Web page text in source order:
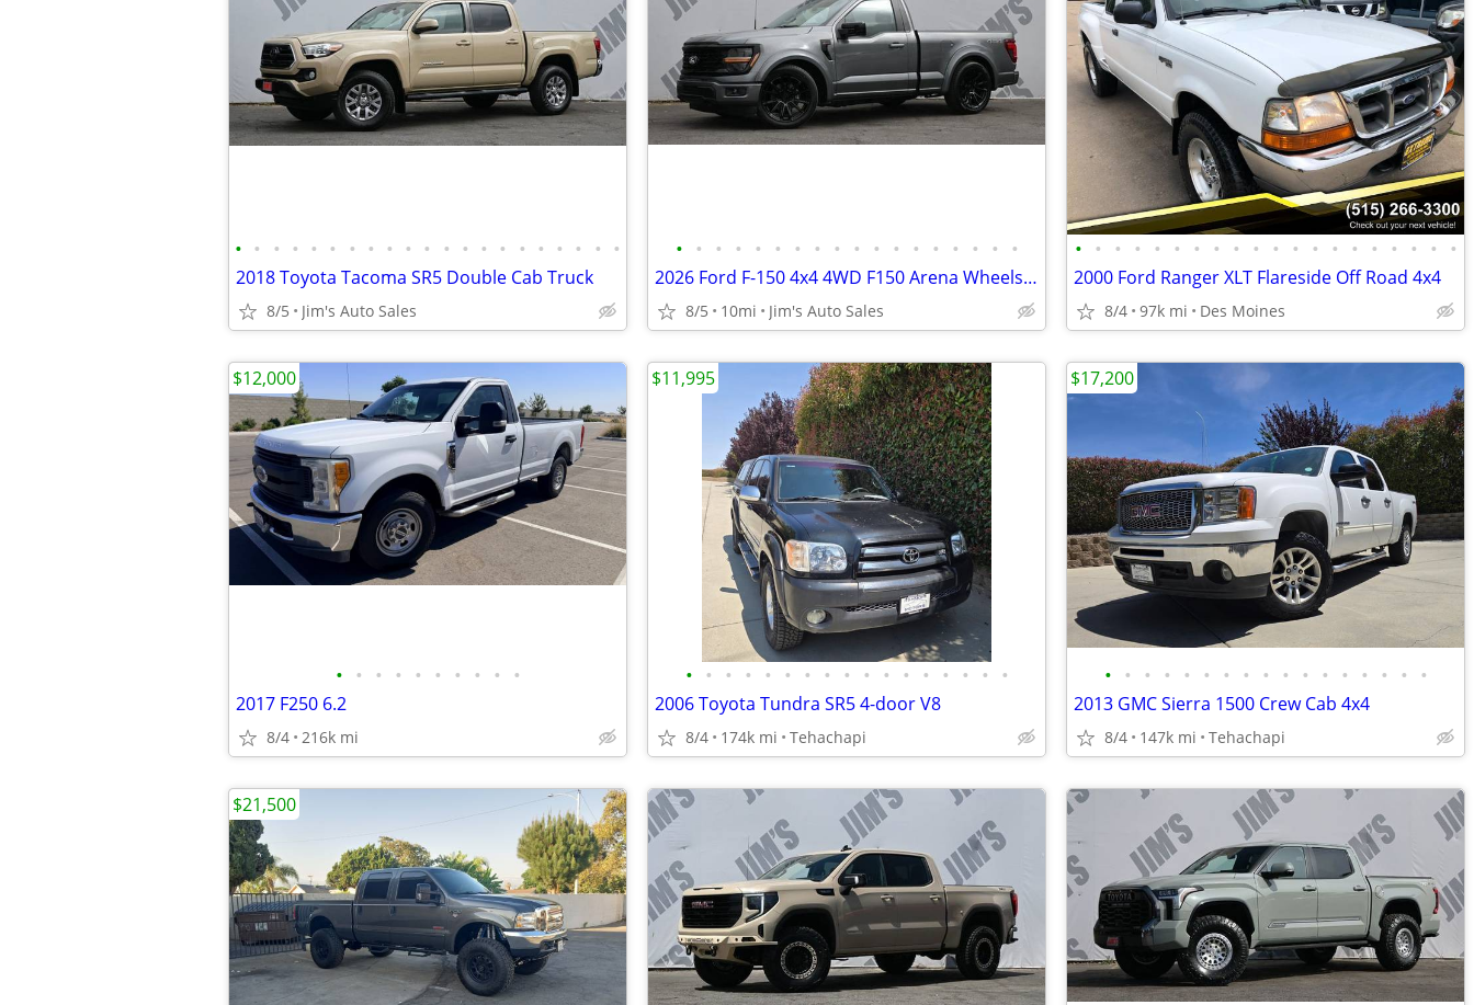
• • • • • • • • • • • • • • • • • • • • •
2018 Toyota Tacoma SR5 Double Cab Truck
8/5 Jim's Auto Sales
• • • • • • • • • • • • • • • • • •
2026 Ford F-150 4x4 4WD F150 Arena Wheels FOX Racing Widebody Truck
8/5 10mi Jim's Auto Sales
• • • • • • • • • • • • • • • • • • • •
2000 Ford Ranger XLT Flareside Off Road 4x4
8/4 97k mi Des Moines
• • • • • • • • • •
2017 F250 6.2
8/4 216k mi
$12,000
• • • • • • • • • • • • • • • • •
2006 Toyota Tundra SR5 4-door V8
8/4 174k mi Tehachapi
$11,995
• • • • • • • • • • • • • • • • •
2013 GMC Sierra 1500 Crew Cab 4x4
8/4 147k mi Tehachapi
$17,200
$21,500